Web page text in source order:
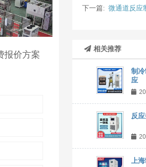
下一篇: 微通道反应
相关推荐
制
应
反
上
报价方案